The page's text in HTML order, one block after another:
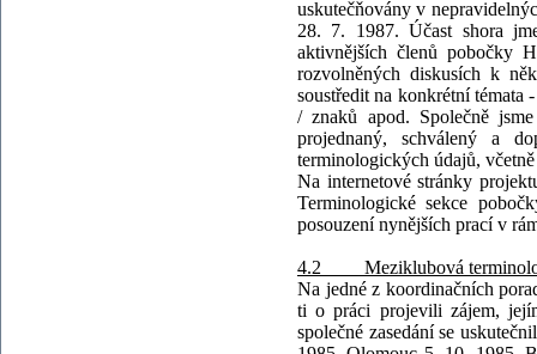
uskutečňovány v
28. 7. 1987. Účast shora
aktivnějších členů pobočky
rozvolněných diskusích k
soustředit na konkrétní témata
/ znaků apod. Společně
projednaný, schválený a
terminologických údajů,
Na internetové stránky
Terminologické sekce
posouzení nynějších prací v
4.2 Meziklubová
Na jedné z koordinačních
ti o práci projevili zájem,
společné zasedání se